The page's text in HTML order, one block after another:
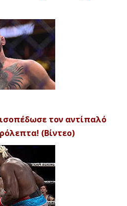
τον αντίπαλό
(Βίντεο)